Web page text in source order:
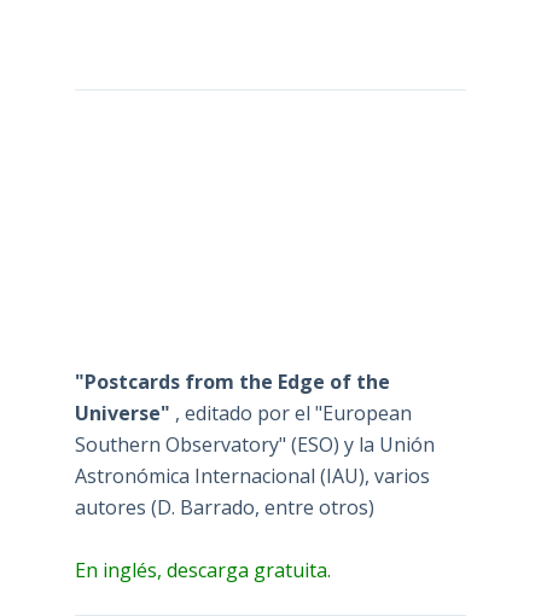
"Postcards from the Edge of the
Universe" , editado por el "European
Southern Observatory" (ESO) y la Unión
Astronómica Internacional (IAU), varios
autores (D. Barrado, entre otros)
En inglés, descarga gratuita.